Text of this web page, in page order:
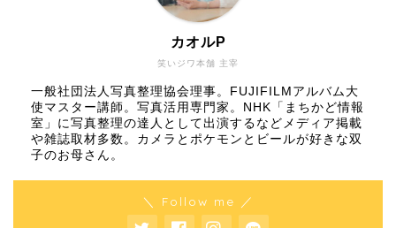
笑いジワ本舗 主宰
カオルP
一般社団法人写真整理協会理事。FUJIFILMアルバム大
使マスター講師。写真活用専門家。NHK「まちかど情報
室」に写真整理の達人として出演するなどメディア掲載
や雑誌取材多数。カメラとポケモンとビールが好きな双
子のお母さん。
＼ Follow me ／